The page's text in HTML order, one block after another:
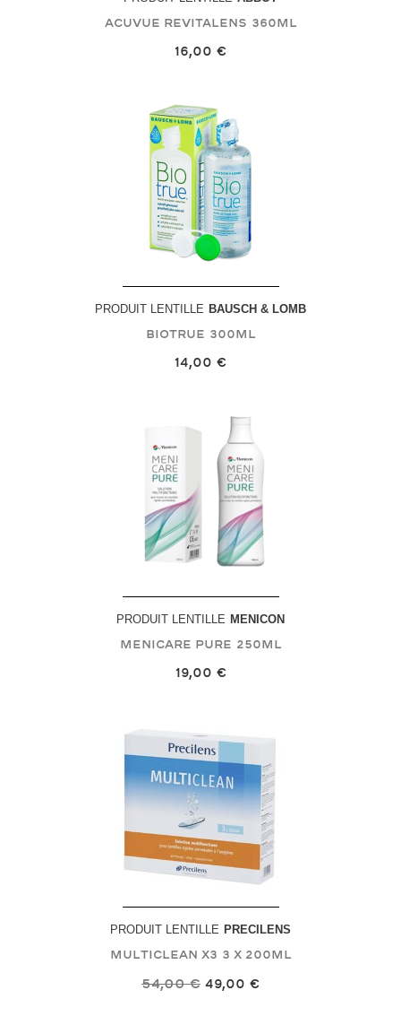
Acuvue Revitalens 360mL
16,00 €
PRODUIT LENTILLE BAUSCH & LOMB
Biotrue 300mL
14,00 €
PRODUIT LENTILLE MENICON
Menicare Pure 250mL
19,00 €
PRODUIT LENTILLE PRECILENS
Multiclean X3 3 X 200mL
54,00 € 49,00 €